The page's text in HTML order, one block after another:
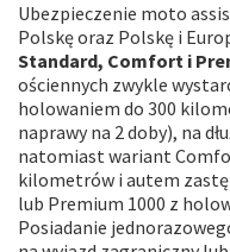
Ubezpieczenie moto
Polskę oraz Polskę i
Standard, Comfort i
ościennych zwykle
holowaniem do 300
naprawy na 2 doby), na
natomiast wariant
kilometrów i autem
lub Premium 1000 z
Posiadanie